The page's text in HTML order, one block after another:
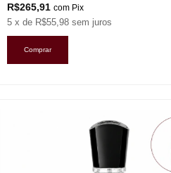
R$265,91 com Pix
5 x de R$55,98 sem juros
Comprar